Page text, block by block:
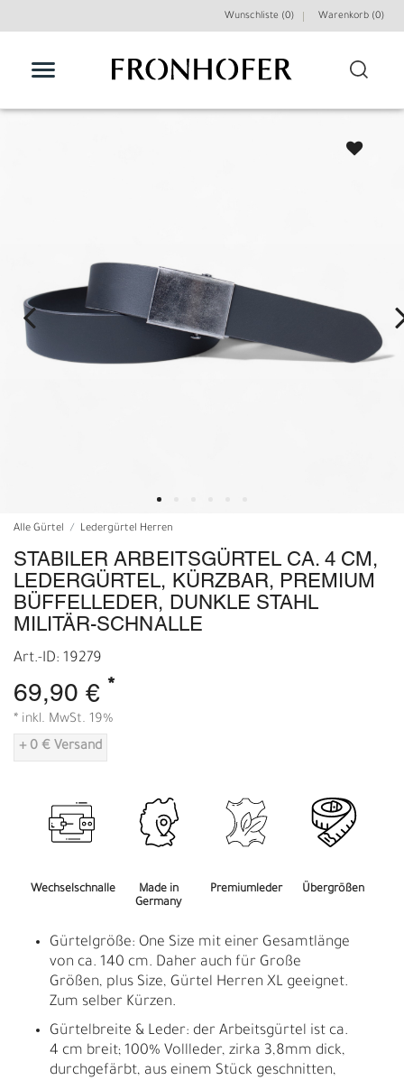
Wunschliste (0) Warenkorb (0)
Alle Gürtel Ledergürtel Herren
STABILER ARBEITSGÜRTEL CA. 4 CM,
LEDERGÜRTEL, KÜRZBAR, PREMIUM
BÜFFELLEDER, DUNKLE STAHL
MILITÄR-SCHNALLE
Art.-ID: 19279
69,90 € *
* inkl. MwSt. 19%
+ 0 € Versand
Wechselschnalle
Made in
Germany
Premiumleder Übergrößen
Gürtelgröße: One Size mit einer Gesamtlänge
von ca. 140 cm. Daher auch für Große
Größen, plus Size, Gürtel Herren XL geeignet.
Zum selber Kürzen.
Gürtelbreite & Leder: der Arbeitsgürtel ist ca.
4 cm breit; 100% Vollleder, zirka 3,8mm dick,
durchgefärbt, aus einem Stück geschnitten,